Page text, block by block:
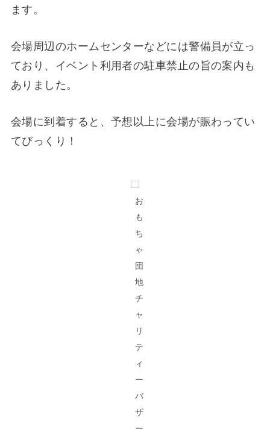
ます。
会場周辺のホームセンターなどには警備員が立っ
ており、イベント利用者の駐車禁止の旨の案内も
ありました。
会場に到着すると、予想以上に会場が賑わってい
てびっくり！
おもちゃ団地チャリティーバザールの会場
ブースが立ち並び、ブースの前に行列が見えま